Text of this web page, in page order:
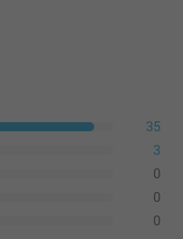
35
3
0
0
0